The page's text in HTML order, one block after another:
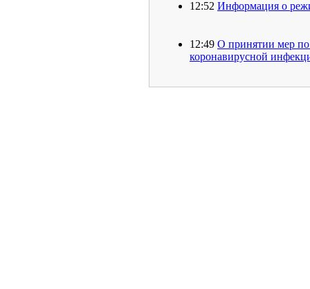
12:52 Информация о
12:49 О принятии мер
коронавирусной